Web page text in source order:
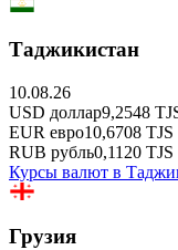
Таджикистан
10.08.26
USD доллар9,2548
EUR евро10,6708 TJS
RUB рубль0,1120 TJS
Курсы валют в
Грузия